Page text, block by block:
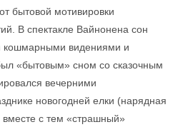
бытовой мотивировки
В спектакле Вайнонена сон
видениями и
«бытовым» сном со сказочным
вечерними
новогодней елки (нарядная
с тем «страшный»